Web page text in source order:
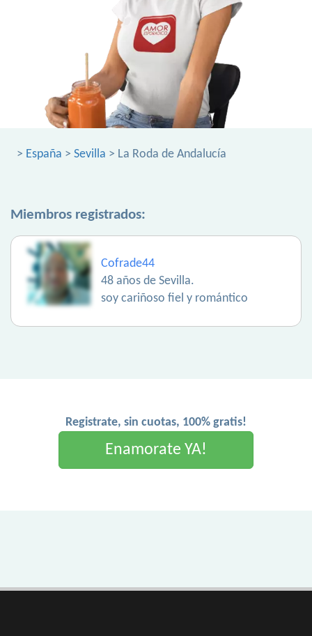
> España > Sevilla > La Roda de Andalucía
Miembros registrados:
Cofrade44
48 años de Sevilla.
soy cariñoso fiel y romántico
Registrate, sin cuotas, 100% gratis!
Enamorate YA!